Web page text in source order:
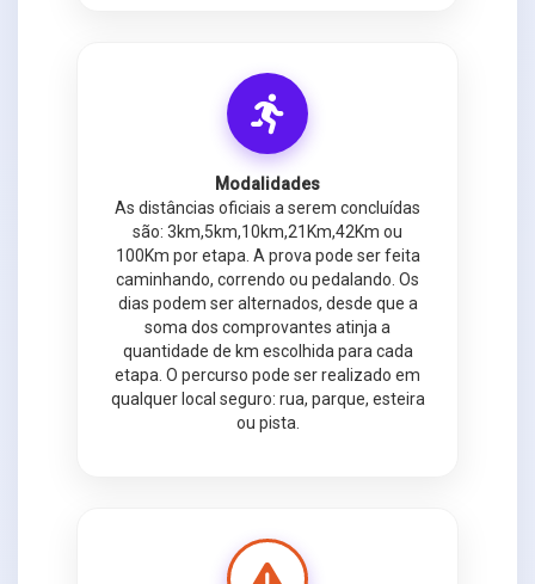
Modalidades
As distâncias oficiais a serem concluídas
são: 3km,5km,10km,21Km,42Km ou
100Km por etapa. A prova pode ser feita
caminhando, correndo ou pedalando. Os
dias podem ser alternados, desde que a
soma dos comprovantes atinja a
quantidade de km escolhida para cada
etapa. O percurso pode ser realizado em
qualquer local seguro: rua, parque, esteira
ou pista.